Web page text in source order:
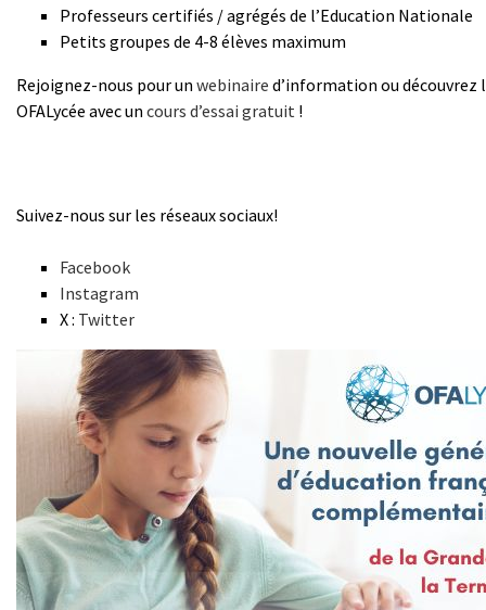
Professeurs certifiés / agrégés de l’Education Nationale
Petits groupes de 4-8 élèves maximum
Rejoignez-nous pour un webinaire d’information ou découvrez
OFALycée avec un cours d’essai gratuit !
Suivez-nous sur les réseaux sociaux!
Facebook
Instagram
X : Twitter